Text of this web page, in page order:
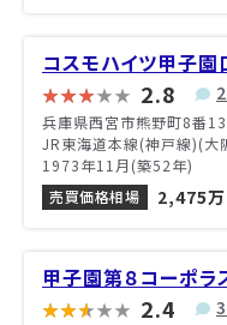
コスモハイツ甲子園
2.8
兵庫県西宮市熊野町8番
JR東海道本線(神戸線)(大
1973年11月(築52年)
売買価格相場
2,475
甲子園第８コーポラ
2.4